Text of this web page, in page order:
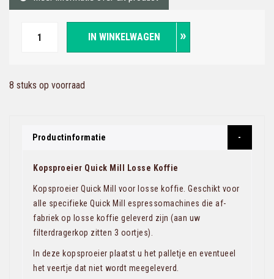
IN WINKELWAGEN
8 stuks op voorraad
Productinformatie
Kopsproeier Quick Mill Losse Koffie
Kopsproeier Quick Mill voor losse koffie. Geschikt voor
alle specifieke Quick Mill espressomachines die af-
fabriek op losse koffie geleverd zijn (aan uw
filterdragerkop zitten 3 oortjes).
In deze kopsproeier plaatst u het palletje en eventueel
het veertje dat niet wordt meegeleverd.